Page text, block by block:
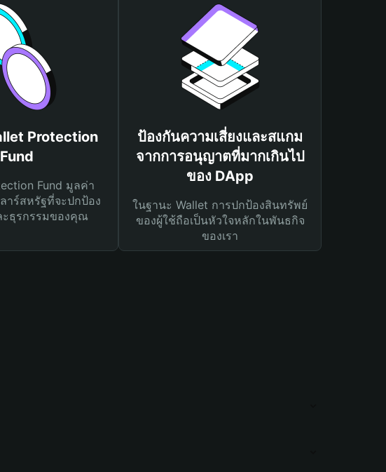
Protection
Fund
Fund มูลค่า
าร์สหรัฐที่จะปกป้อง
ธุรกรรมของคุณ
ป้องกันความเสี่ยงและสแกม
จากการอนุญาตที่มากเกินไป
ของ DApp
ในฐานะ Wallet การปกป้องสินทรัพย์
ของผู้ใช้ถือเป็นหัวใจหลักในพันธกิจ
ของเรา